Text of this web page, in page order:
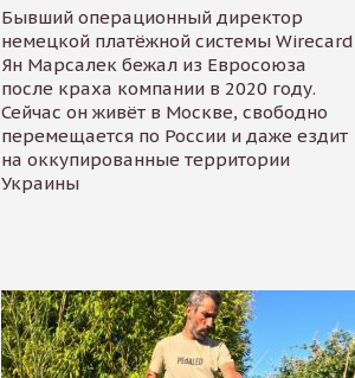
Бывший операционный директор
немецкой платёжной системы Wirecard
Ян Марсалек бежал из Евросоюза
после краха компании в 2020 году.
Сейчас он живёт в Москве, свободно
перемещается по России и даже ездит
на оккупированные территории
Украины